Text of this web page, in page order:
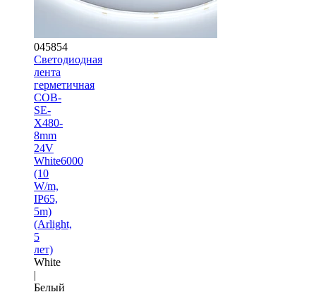
045854
Светодиодная
лента
герметичная
COB-
SE-
X480-
8mm
24V
White6000
(10
W/m,
IP65,
5m)
(Arlight,
5
лет)
White
|
Белый